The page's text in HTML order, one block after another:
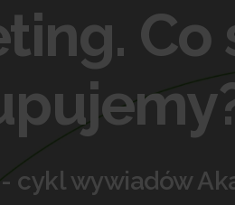
Co
cykl wywiadów